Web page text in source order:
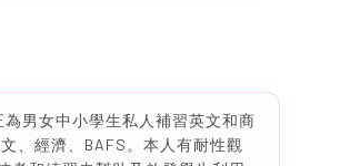
男女中小學生私人補習英文和商
、經濟、BAFS。本人有耐性觀